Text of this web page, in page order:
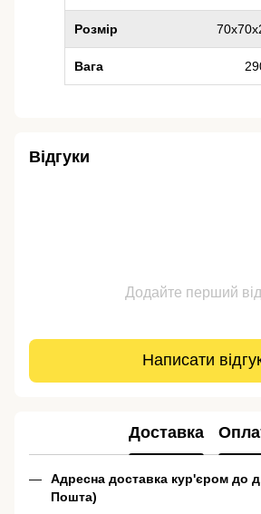
Розмір
Вага
Відгуки
Додайте перший
Написати
Доставка
Адресна доставка кур'єром до
Пошта)